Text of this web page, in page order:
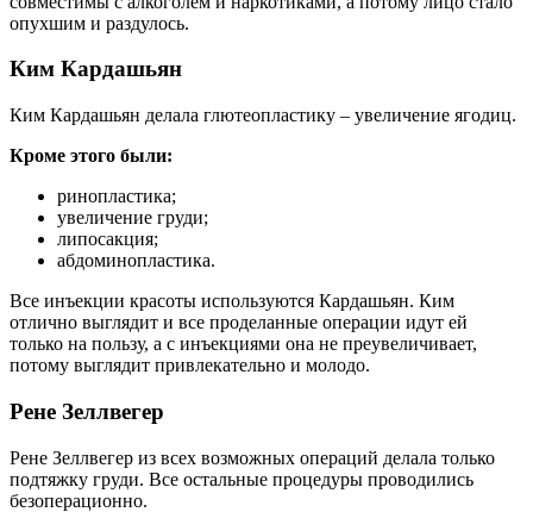
опухшим и раздулось.
Ким Кардашьян
Ким Кардашьян делала глютеопластику – увеличение ягодиц.
Кроме этого были:
ринопластика;
увеличение груди;
липосакция;
абдоминопластика.
Все инъекции красоты используются Кардашьян. Ким
отлично выглядит и все проделанные операции идут ей
только на пользу, а с инъекциями она не преувеличивает,
потому выглядит привлекательно и молодо.
Рене Зеллвегер
Рене Зеллвегер из всех возможных операций делала только
подтяжку груди. Все остальные процедуры проводились
безоперационно.